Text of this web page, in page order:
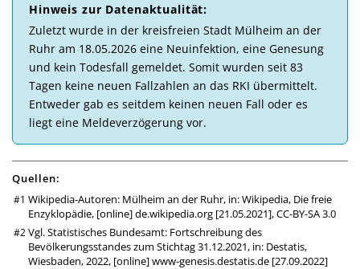
Hinweis zur Daten­aktuali­tät:
Zu­letzt wurde in der kreis­freien Stadt Mülheim an der
Ruhr am 18.05.2026 eine Neu­in­fek­tion, eine Ge­ne­sung
und kein Todes­fall ge­mel­det. So­mit wur­den seit 83
Tagen keine neuen Fall­zahlen an das RKI über­mittelt.
Ent­weder gab es seit­dem kei­nen neuen Fall oder es
liegt eine Melde­ver­zö­ge­rung vor.
Quellen:
Wikipedia-Autoren: Mülheim an der Ruhr, in: Wikipedia, Die freie
Enzyklopädie, [online]de.wikipedia.org[21.05.2021],CC-BY-SA 3.0
Vgl. Statistisches Bundesamt: Fortschreibung des
Bevölkerungsstandes zum Stichtag 31.12.2021, in: Destatis,
Wiesbaden, 2022, [online]www-genesis.destatis.de[27.09.2022]